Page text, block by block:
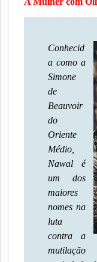
Conhecid
a como a
Simone
de
Beauvoir
do
Oriente
Médio,
Nawal é
um dos
maiores
nomes na
luta
contra a
mutilação